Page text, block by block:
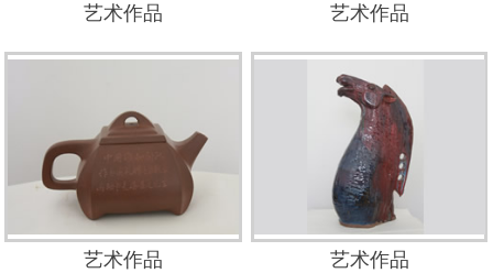
艺术作品 艺术作品
艺术作品 艺术作品